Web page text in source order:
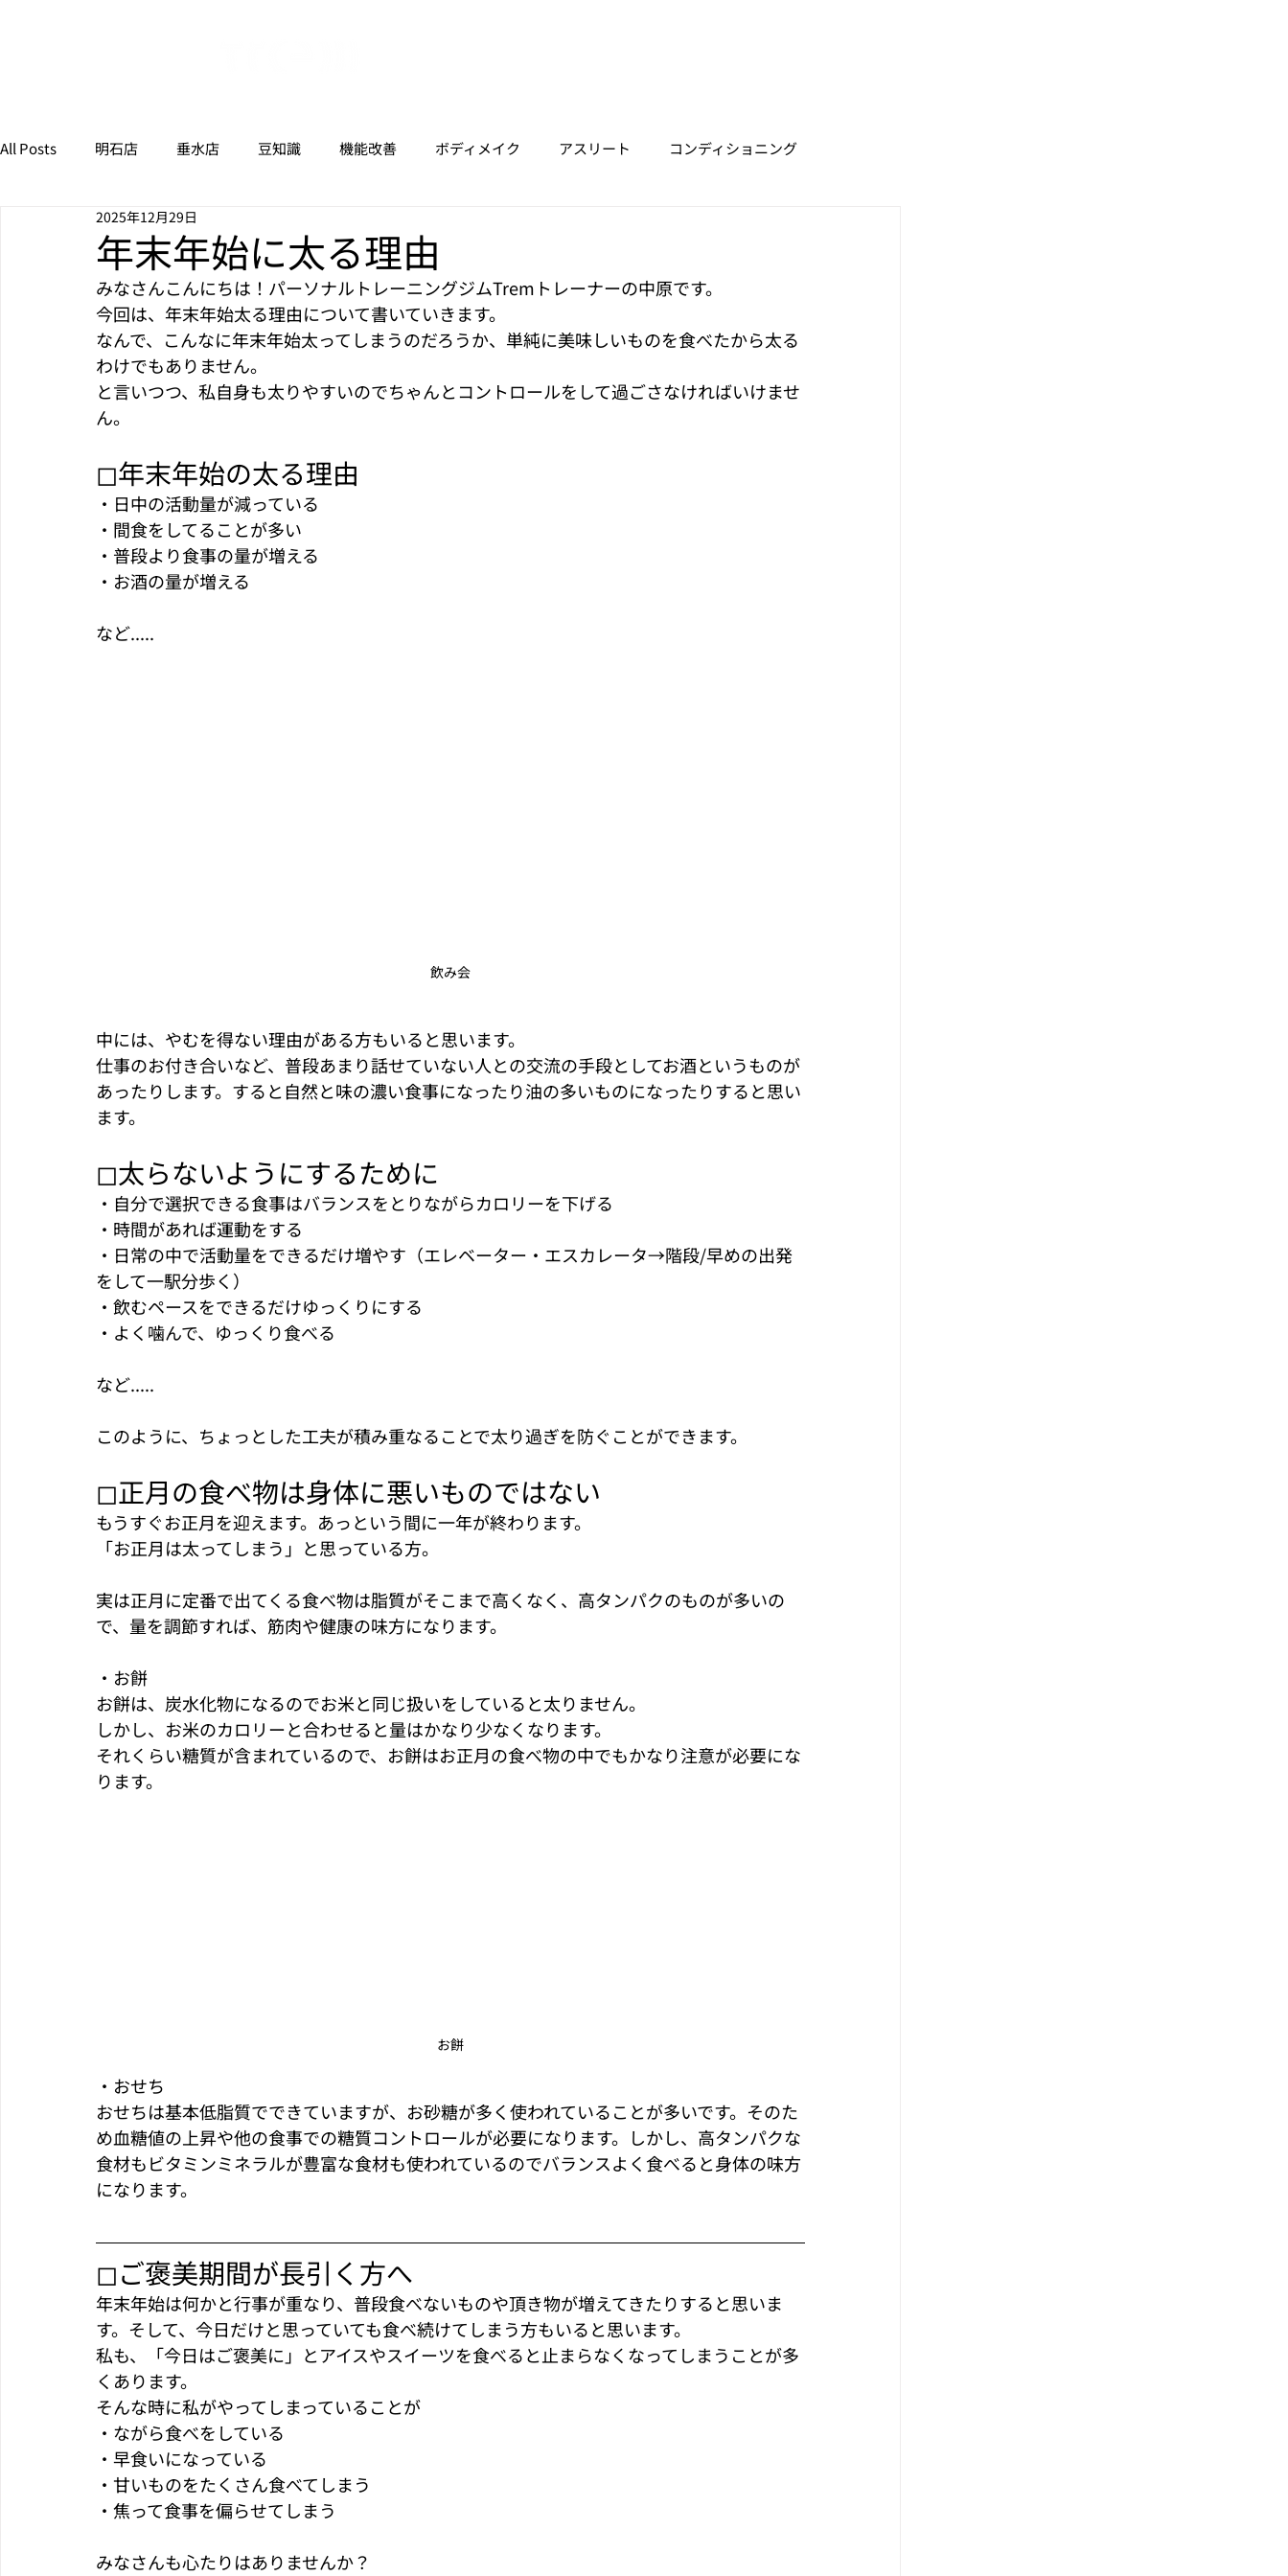
All Posts 明石店 垂水店 豆知識 機能改善 ボディメイク アスリート コンディショニング
年末年始に太る理由
2025年12月29日
みなさんこんにちは！パーソナルトレーニングジムTremトレーナーの中原です。
今回は、年末年始太る理由について書いていきます。
なんで、こんなに年末年始太ってしまうのだろうか、単純に美味しいものを食べたから太る
わけでもありません。
と言いつつ、私自身も太りやすいのでちゃんとコントロールをして過ごさなければいけませ
ん。
◻︎年末年始の太る理由
・日中の活動量が減っている
・間食をしてることが多い
・普段より食事の量が増える
・お酒の量が増える
など.....
飲み会
中には、やむを得ない理由がある方もいると思います。
仕事のお付き合いなど、普段あまり話せていない人との交流の手段としてお酒というものが
あったりします。すると自然と味の濃い食事になったり油の多いものになったりすると思い
ます。
◻︎太らないようにするために
・自分で選択できる食事はバランスをとりながらカロリーを下げる
・時間があれば運動をする
・日常の中で活動量をできるだけ増やす（エレベーター・エスカレータ→階段/早めの出発
をして一駅分歩く）
・飲むペースをできるだけゆっくりにする
・よく噛んで、ゆっくり食べる
など.....
このように、ちょっとした工夫が積み重なることで太り過ぎを防ぐことができます。
◻︎正月の食べ物は身体に悪いものではない
もうすぐお正月を迎えます。あっという間に一年が終わります。
「お正月は太ってしまう」と思っている方。
実は正月に定番で出てくる食べ物は脂質がそこまで高くなく、高タンパクのものが多いの
で、量を調節すれば、筋肉や健康の味方になります。
・お餅
お餅は、炭水化物になるのでお米と同じ扱いをしていると太りません。
しかし、お米のカロリーと合わせると量はかなり少なくなります。
それくらい糖質が含まれているので、お餅はお正月の食べ物の中でもかなり注意が必要にな
ります。
お餅
・おせち
おせちは基本低脂質でできていますが、お砂糖が多く使われていることが多いです。そのた
め血糖値の上昇や他の食事での糖質コントロールが必要になります。しかし、高タンパクな
食材もビタミンミネラルが豊富な食材も使われているのでバランスよく食べると身体の味方
になります。
◻︎ご褒美期間が長引く方へ
年末年始は何かと行事が重なり、普段食べないものや頂き物が増えてきたりすると思いま
す。そして、今日だけと思っていても食べ続けてしまう方もいると思います。
私も、「今日はご褒美に」とアイスやスイーツを食べると止まらなくなってしまうことが多
くあります。
そんな時に私がやってしまっていることが
・ながら食べをしている
・早食いになっている
・甘いものをたくさん食べてしまう
・焦って食事を偏らせてしまう
みなさんも心たりはありませんか？